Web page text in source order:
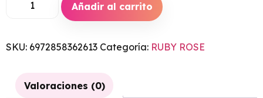
Añadir al carrito
SKU: 6972858362613 Categoría: RUBY ROSE
Valoraciones (0)